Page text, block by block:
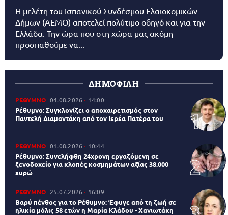
Η μελέτη του Ισπανικού Συνδέσμου Ελαιοκομικών
Δήμων (AEMO) αποτελεί πολύτιμο οδηγό και για την
Ελλάδα. Την ώρα που στη χώρα μας ακόμη
προσπαθούμε να...
ΔΗΜΟΦΙΛΗ
ΡΕΘΥΜΝΟ 04.08.2026 14:00
Ρέθυμνο: Συγκλονίζει ο αποχαιρετισμός στον
Παντελή Διαμαντάκη από τον Ιερέα Πατέρα του
ΡΕΘΥΜΝΟ 01.08.2026 10:44
Ρέθυμνο: Συνελήφθη 24χρονη εργαζόμενη σε
ξενοδοχείο για κλοπές κοσμημάτων αξίας 38.000
ευρώ
ΡΕΘΥΜΝΟ 25.07.2026 16:09
Βαρύ πένθος για το Ρέθυμνο: Έφυγε από τη ζωή σε
ηλικία μόλις 58 ετών η Μαρία Κλάδου - Χανιωτάκη